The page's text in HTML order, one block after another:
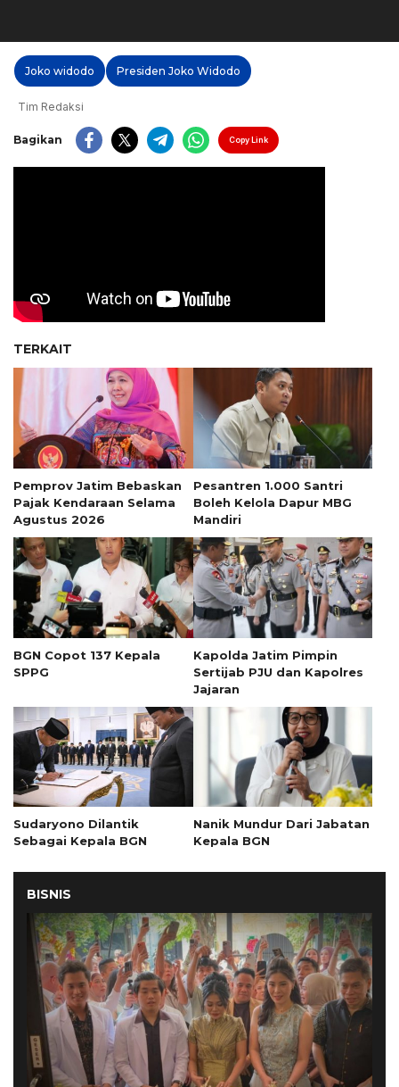
Joko widodo Presiden Joko Widodo
Tim Redaksi
Bagikan Copy Link
TERKAIT
Pemprov Jatim Bebaskan
Pajak Kendaraan Selama
Agustus 2026
Pesantren 1.000 Santri
Boleh Kelola Dapur MBG
Mandiri
BGN Copot 137 Kepala
SPPG
Kapolda Jatim Pimpin
Sertijab PJU dan Kapolres
Jajaran
Sudaryono Dilantik
Sebagai Kepala BGN
Nanik Mundur Dari Jabatan
Kepala BGN
BISNIS